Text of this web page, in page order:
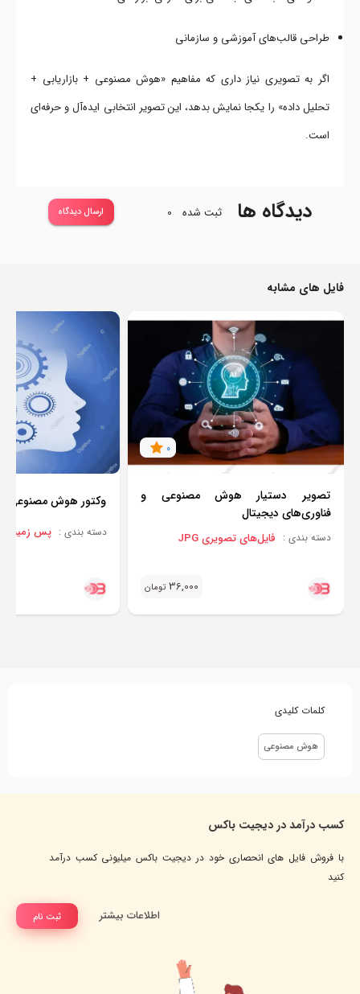
طراحی قالب‌های آموزشی و سازمانی
اگر به تصویری نیاز داری که مفاهیم «هوش مصنوعی + بازاریابی +
تحلیل داده» را یکجا نمایش بدهد، این تصویر انتخابی ایده‌آل و حرفه‌ای
است.
دیدگاه ها ثبت شده 0 ارسال دیدگاه
فایل های مشابه
0
تصویر دستیار هوش مصنوعی و
فناوری‌های دیجیتال
دسته بندی : فایل‌های تصویری JPG
36,000 تومان
وکتور هوش مصنوعی
دسته بندی : پس زمینه BACKGROUND
کلمات کلیدی
هوش مصنوعی
کسب درآمد در دیجیت باکس
با فروش فایل های انحصاری خود در دیجیت باکس میلیونی کسب درآمد
کنید
ثبت نام اطلاعات بیشتر